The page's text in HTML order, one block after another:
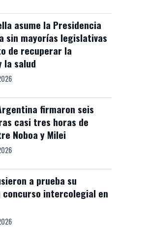
asume la Presidencia
sin mayorías legislativas
de recuperar la
la salud
firmaron seis
casi tres horas de
Noboa y Milei
a prueba su
intercolegial en